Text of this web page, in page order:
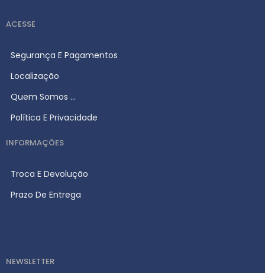
ACESSE
Segurança E Pagamentos
Localização
Quem Somos ...
Política E Privacidade
INFORMAÇÕES
Troca E Devolução
Prazo De Entrega
NEWSLETTER